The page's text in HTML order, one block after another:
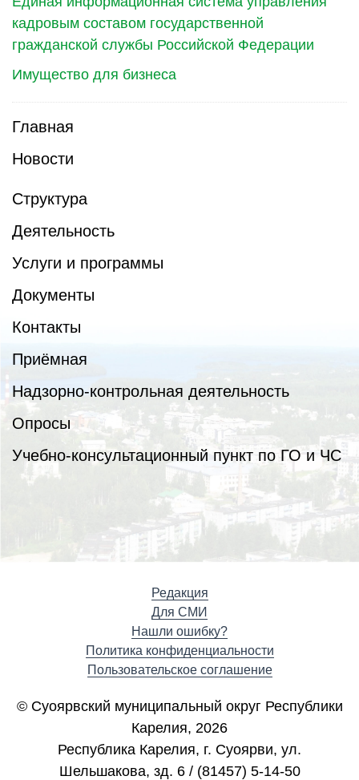
кадровым составом государственной
гражданской службы Российской Федерации
Имущество для бизнеса
Главная
Новости
Структура
Деятельность
Услуги и программы
Документы
Контакты
Приёмная
Надзорно-контрольная деятельность
Опросы
Учебно-консультационный пункт по ГО и ЧС
Редакция
Для СМИ
Нашли ошибку?
Политика конфиденциальности
Пользовательское соглашение
© Суоярвский муниципальный округ Республики
Карелия, 2026
Республика Карелия, г. Cуоярви, ул.
Шельшакова, зд. 6 / (81457) 5-14-50